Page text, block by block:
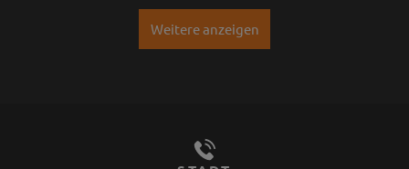
Weitere anzeigen